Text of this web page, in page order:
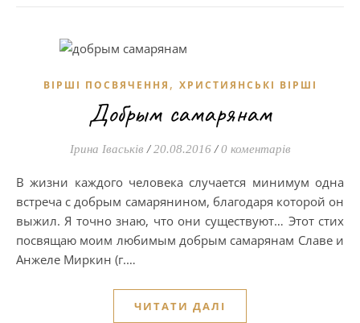
ВІРШІ ПОСВЯЧЕННЯ , ХРИСТИЯНСЬКІ ВІРШІ
Добрым самарянам
Ірина Іваськів / 20.08.2016 / 0 коментарів
В жизни каждого человека случается минимум одна
встреча с добрым самарянином, благодаря которой он
выжил. Я точно знаю, что они существуют… Этот стих
посвящаю моим любимым добрым самарянам Славе и
Анжеле Миркин (г.…
ЧИТАТИ ДАЛІ